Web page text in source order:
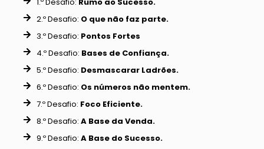
2.º Desafio: O que não faz parte.
3.º Desafio: Pontos Fortes
4.º Desafio: Bases de Confiança.
5.º Desafio: Desmascarar Ladrões.
6.º Desafio: Os números não mentem.
7.º Desafio: Foco Eficiente.
8.º Desafio: A Base da Venda.
9.º Desafio: A Base do Sucesso.